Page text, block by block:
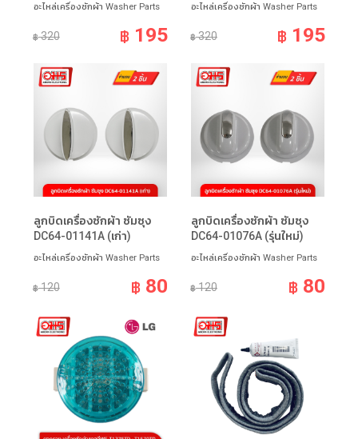
อะไหล่เครื่องซักผ้า Washer Parts
฿320 ฿ 195
อะไหล่เครื่องซักผ้า Washer Parts
฿320 ฿ 195
ลูกบิดเครื่องซักผ้า ซัมซุง
DC64-01141A (เก่า)
อะไหล่เครื่องซักผ้า Washer Parts
฿120 ฿ 80
ลูกบิดเครื่องซักผ้า ซัมซุง
DC64-01076A (รุ่นใหม่)
อะไหล่เครื่องซักผ้า Washer Parts
฿120 ฿ 80